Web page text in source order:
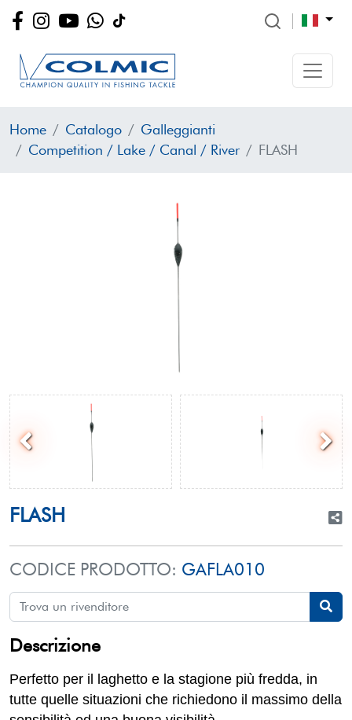
Home Catalogo
Galleggianti
Competition / Lake / Canal / River
FLASH
FLASH
CODICE PRODOTTO: GAFLA010
Descrizione
Perfetto per il laghetto e la stagione più fredda, in
tutte quelle situazioni che richiedono il massimo della